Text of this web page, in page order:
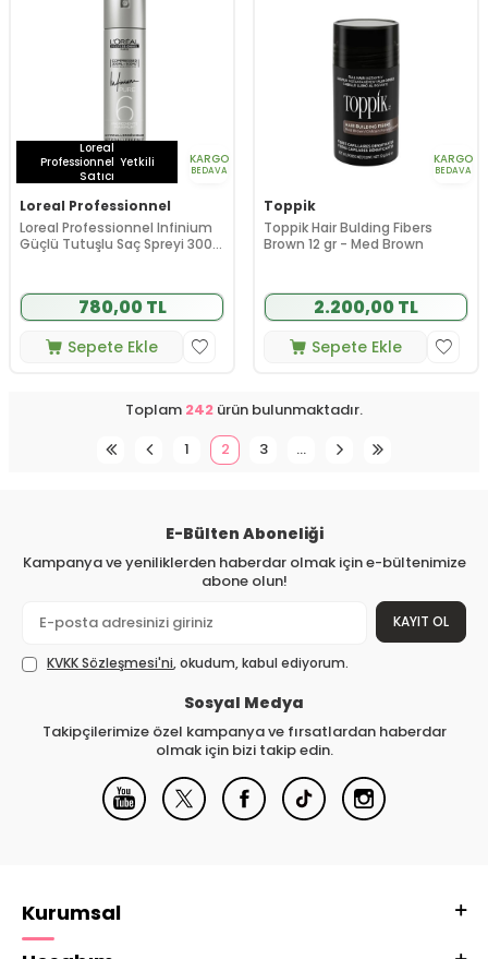
Loreal
Professionnel Yetkili
Satıcı
KARGO
BEDAVA
Loreal Professionnel
Loreal Professionnel Infinium
Güçlü Tutuşlu Saç Spreyi 300
780,00 TL
Sepete Ekle
KARGO
BEDAVA
Toppik
Toppik Hair Bulding Fibers
Brown 12 gr - Med Brown
2.200,00 TL
Sepete Ekle
Toplam 242 ürün bulunmaktadır.
1
2 3 …
E-Bülten Aboneliği
Kampanya ve yeniliklerden haberdar olmak için e-bültenimize
abone olun!
KAYIT OL
KVKK Sözleşmesi'ni, okudum, kabul ediyorum.
Sosyal Medya
Takipçilerimize özel kampanya ve fırsatlardan haberdar
olmak için bizi takip edin.
Kurumsal